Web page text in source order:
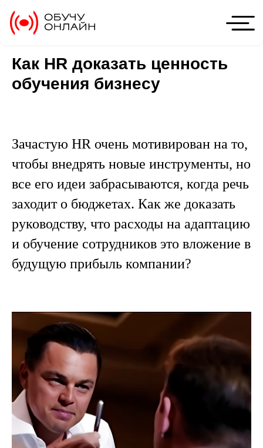
Как HR доказать ценность
обучения бизнесу
Зачастую HR очень мотивирован на то,
чтобы внедрять новые инструменты, но
все его идеи забрасываются, когда речь
заходит о бюджетах. Как же доказать
руководству, что расходы на адаптацию
и обучение сотрудников это вложение в
будущую прибыль компании?